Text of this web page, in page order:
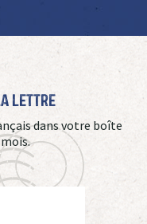
Lettre
dans votre boîte